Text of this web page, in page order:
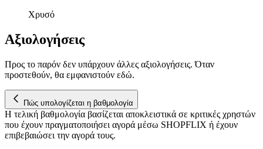
Χρυσό
Αξιολογήσεις
Προς το παρόν δεν υπάρχουν άλλες αξιολογήσεις. Όταν
προστεθούν, θα εμφανιστούν εδώ.
Πώς υπολογίζεται η βαθμολογία
Η τελική βαθμολογία βασίζεται αποκλειστικά σε κριτικές χρηστών
που έχουν πραγματοποιήσει αγορά μέσω SHOPFLIX ή έχουν
επιβεβαιώσει την αγορά τους.